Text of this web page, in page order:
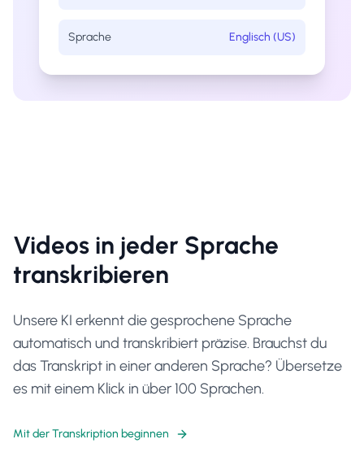
Sprache Englisch (US)
Videos in jeder Sprache
transkribieren
Unsere KI erkennt die gesprochene Sprache
automatisch und transkribiert präzise. Brauchst du
das Transkript in einer anderen Sprache? Übersetze
es mit einem Klick in über 100 Sprachen.
Mit der Transkription beginnen